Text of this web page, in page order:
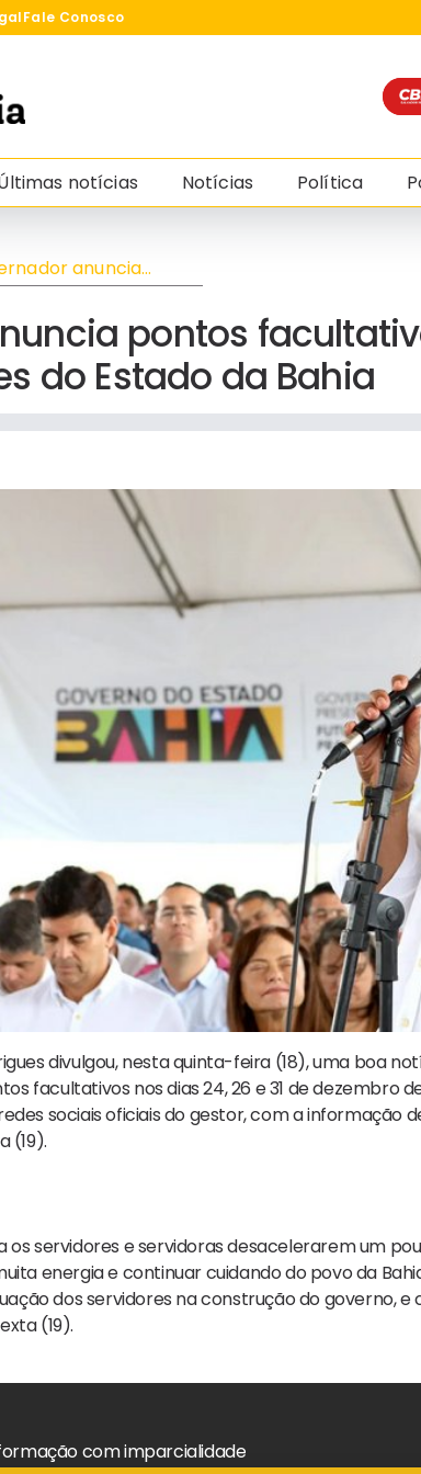
Fale Conosco
notícias Notícias Política
anuncia
facultativos de fim
da Bahia
pontos
do Estado da Bahia
divulgou, nesta quinta-feira (18), uma boa
facultativos nos dias 24, 26 e 31 de dezembro
sociais oficiais do gestor, com a informação
(19).
os servidores e servidoras desacelerarem um
energia e continuar cuidando do povo da
dos servidores na construção do governo,
(19).
com imparcialidade